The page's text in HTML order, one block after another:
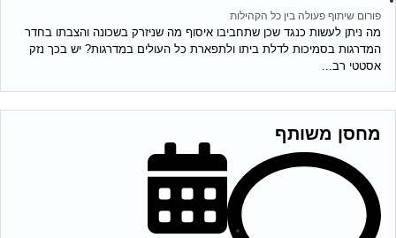
פורום שיתוף פעולה בין כל הקהילות
מה ניתן לעשות כנגד שכן שתחביבו איסוף מה שניזרק בשכונה והצבתו בחדר
המדרגות בסמיכות לדלת ביתו ולתפארת כל העולים במדרגות? יש בכך נזק
אסטטי רב...
מחסן משותף